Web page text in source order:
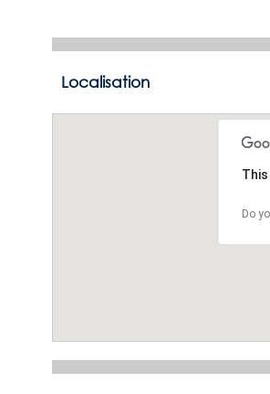
Localisation
Do